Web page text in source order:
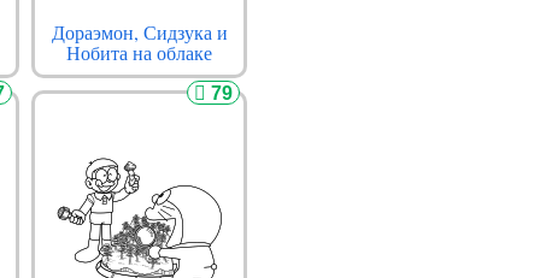
Дораэмон, Сидзука и
Нобита на облаке
79